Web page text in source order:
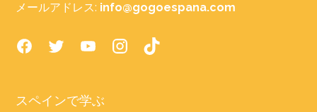
メールアドレス: info@gogoespana.com
スペインで学ぶ